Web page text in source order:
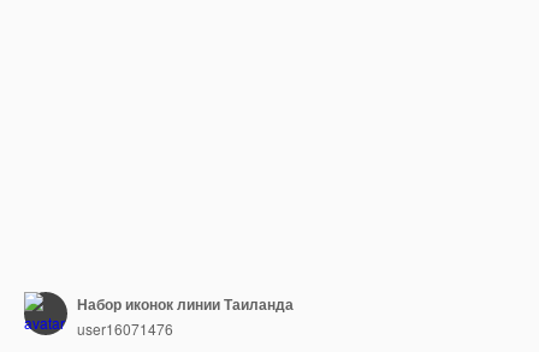
Набор иконок линии Таиланда
user16071476